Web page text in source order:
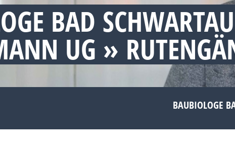
BAD
UG »
BAUBIOLOGE